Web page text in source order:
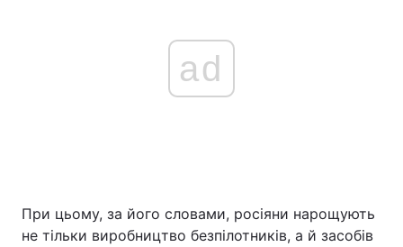
ad
При цьому, за його словами, росіяни нарощують
не тільки виробництво безпілотників, а й засобів